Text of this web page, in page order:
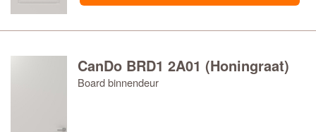
CanDo BRD1 2A01 (Honingraat)
Board binnendeur